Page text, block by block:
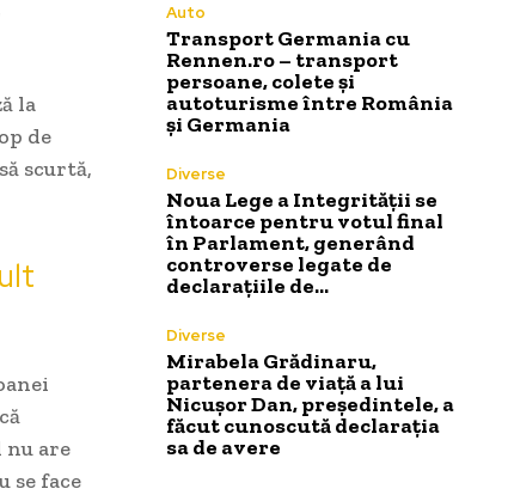
la
de
scurtă,
are
se face
Auto
Transport Germania cu
Rennen.ro – transport
persoane, colete și
autoturisme între România
și Germania
Diverse
Noua Lege a Integrității se
întoarce pentru votul final
în Parlament, generând
controverse legate de
declarațiile de…
Diverse
Mirabela Grădinaru,
partenera de viață a lui
Nicușor Dan, președintele, a
făcut cunoscută declarația
sa de avere